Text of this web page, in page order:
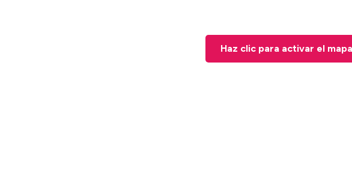
Haz clic para activar el mapa